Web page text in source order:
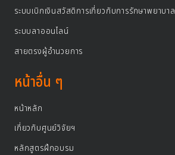
ระบบเบิกเงินสวัสดิการเกี่ยวกับการรักษาพยาบาล
ระบบลาออนไลน์
สายตรงผู้อำนวยการ
หน้าอื่น ๆ
หน้าหลัก
เกี่ยวกับศูนย์วิจัยฯ
หลักสูตรฝึกอบรม